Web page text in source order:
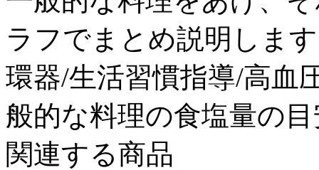
ラフでまとめ説明しま
環器/生活習慣指導/高血
般的な料理の食塩量の
関連する商品